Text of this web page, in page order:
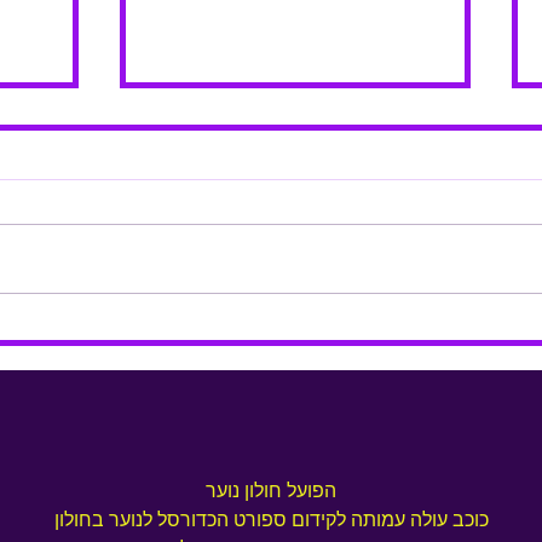
הפועל חולון נוער
כוכב עולה עמותה לקידום ספורט הכדורסל לנוער בחולון